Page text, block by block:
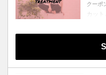
クーポ
カッ
ペシ
♪デザ
けます